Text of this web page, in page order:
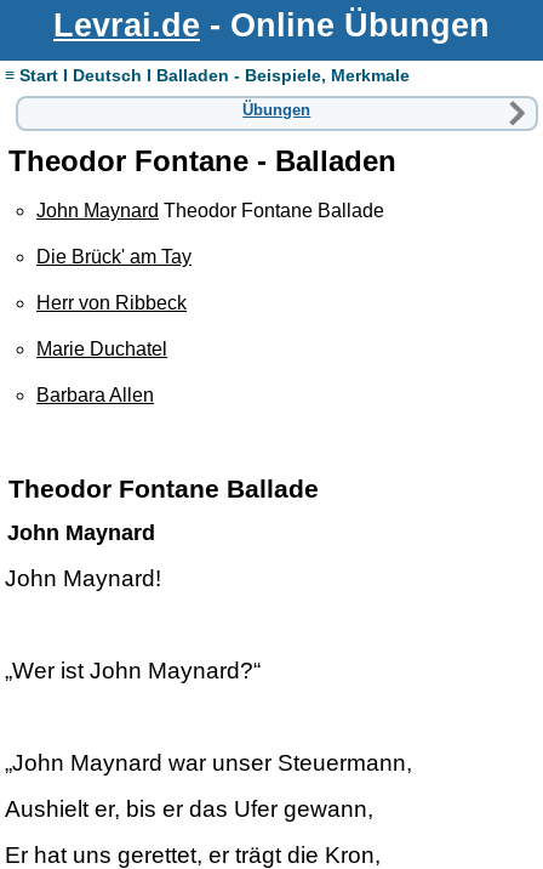
Levrai.de - Online Übungen
≡ Start I Deutsch I Balladen - Beispiele, Merkmale
Übungen
Theodor Fontane - Balladen
John Maynard Theodor Fontane Ballade
Die Brück' am Tay
Herr von Ribbeck
Marie Duchatel
Barbara Allen
Theodor Fontane Ballade
John Maynard
John Maynard!
„Wer ist John Maynard?“
„John Maynard war unser Steuermann,
Aushielt er, bis er das Ufer gewann,
Er hat uns gerettet, er trägt die Kron,